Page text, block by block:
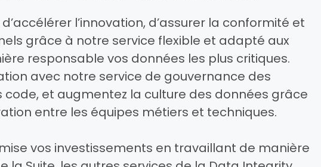
l’innovation, d’assurer la conformité et
grâce à notre service flexible et adapté aux
responsable vos données les plus critiques.
avec notre service de gouvernance des
et augmentez la culture des données grâce
entre les équipes métiers et techniques.
vos investissements en travaillant de manière